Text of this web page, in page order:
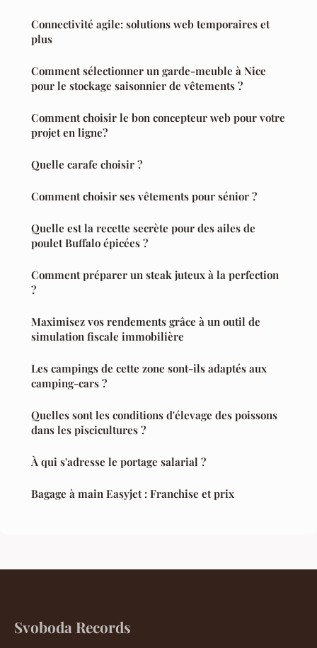
Connectivité agile: solutions web temporaires et
plus
Comment sélectionner un garde-meuble à Nice
pour le stockage saisonnier de vêtements ?
Comment choisir le bon concepteur web pour votre
projet en ligne?
Quelle carafe choisir ?
Comment choisir ses vêtements pour sénior ?
Quelle est la recette secrète pour des ailes de
poulet Buffalo épicées ?
Comment préparer un steak juteux à la perfection
?
Maximisez vos rendements grâce à un outil de
simulation fiscale immobilière
Les campings de cette zone sont-ils adaptés aux
camping-cars ?
Quelles sont les conditions d'élevage des poissons
dans les piscicultures ?
À qui s'adresse le portage salarial ?
Bagage à main Easyjet : Franchise et prix
Svoboda Records